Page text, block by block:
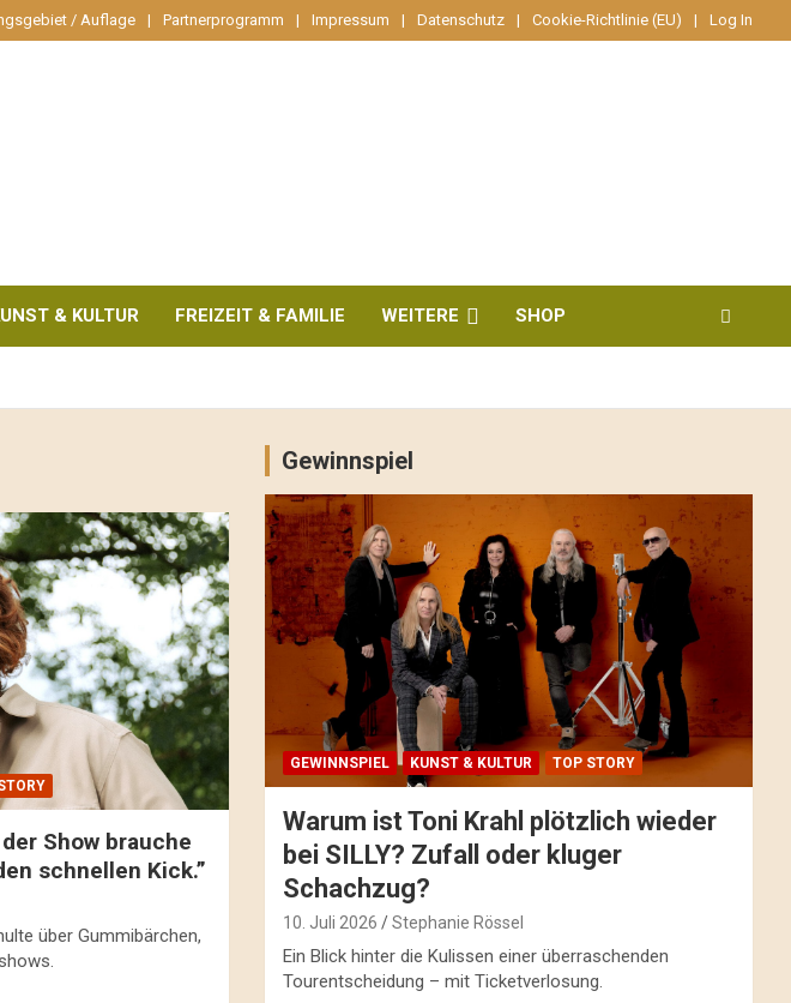
/ Auflage Partnerprogramm Impressum Datenschutz Cookie-Richtlinie (EU) Log In
& KULTUR FREIZEIT & FAMILIE WEITERE SHOP
Show brauche
schnellen Kick.”
über Gummibärchen,
Gewinnspiel
GEWINNSPIEL KUNST & KULTUR TOP STORY
Warum ist Toni Krahl plötzlich wieder
bei SILLY? Zufall oder kluger
Schachzug?
10. Juli 2026 Stephanie Rössel
Ein Blick hinter die Kulissen einer überraschenden
Tourentscheidung – mit Ticketverlosung.